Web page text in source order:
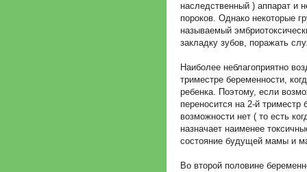
наследственный ) аппарат и
пороков. Однако некоторые
называемый
закладку зубов, поражать
Наиболее неблагоприятно
триместре беременности,
ребенка. Поэтому, если
переносится на 2-й
возможности нет ( то есть
назначает наименее
состояние будущей мамы и
Во второй половине